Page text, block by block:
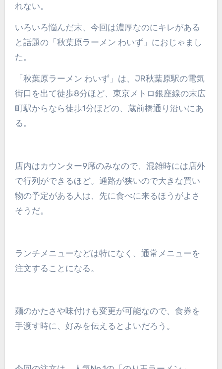
れない。
いろいろ悩んだ末、今回は濃厚なのにキレがある
と話題の「秋葉原ラーメン わいず」におじゃまし
た。
「秋葉原ラーメン わいず」は、JR秋葉原駅の電気
街口を出て徒歩8分ほど、東京メトロ銀座線の末広
町駅からなら徒歩1分ほどの、蔵前橋通り沿いにあ
る。
店内はカウンター9席のみなので、混雑時には店外
で行列ができるほど。通路が狭いので大きな買い
物の予定がある人は、先に食べに来るほうがよさ
そうだ。
ランチメニューなどは特になく、通常メニューを
注文することになる。
麺のかたさや味付けも変更が可能なので、食券を
手渡す時に、好みを伝えるとよいだろう。